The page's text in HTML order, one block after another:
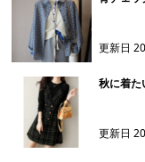
更新日
秋に着
更新日